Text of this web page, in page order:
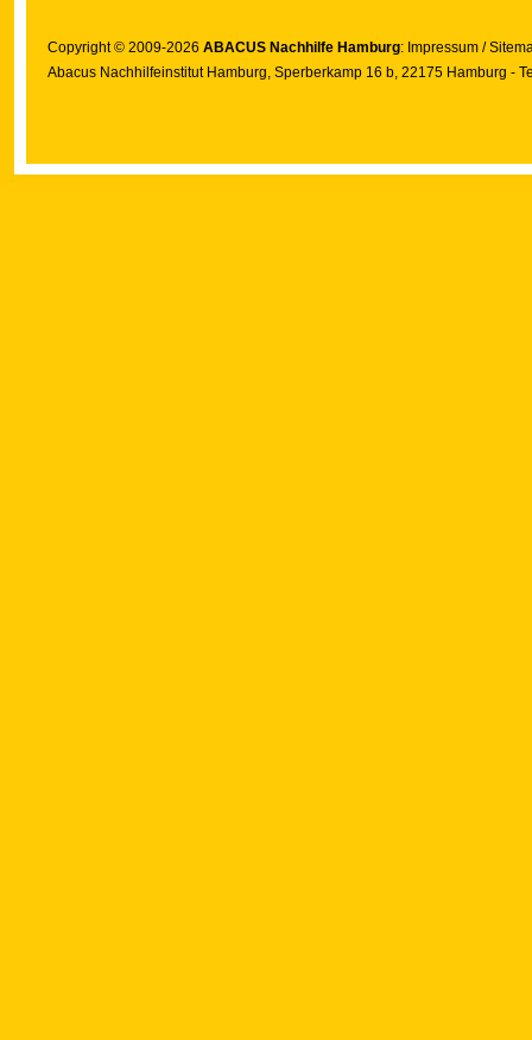
Copyright © 2009-2026 ABACUS Nachhilfe Hamburg: Impressum /
Abacus Nachhilfeinstitut Hamburg, Sperberkamp 16 b, 22175 Hamburg -